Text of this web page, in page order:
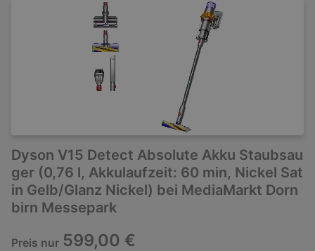
Dyson V15 Detect Absolute Akku Staubsau
ger (0,76 l, Akkulaufzeit: 60 min, Nickel Sat
in Gelb/Glanz Nickel) bei MediaMarkt Dorn
birn Messepark
Preis nur 599,00 €